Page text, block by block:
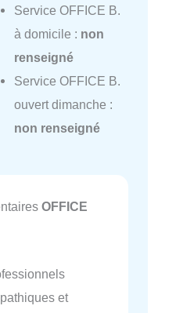
Service OFFICE B.
à domicile : non
renseigné
Service OFFICE B.
ouvert dimanche :
non renseigné
OFFICE
et